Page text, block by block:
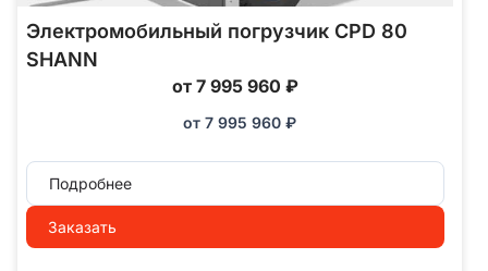
Электромобильный погрузчик CPD 80
SHANN
от 7 995 960 ₽
от 7 995 960 ₽
Подробнее
Заказать